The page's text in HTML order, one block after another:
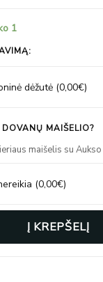
1
MAIŠELIO?
maišelis su
Į KREPŠELĮ